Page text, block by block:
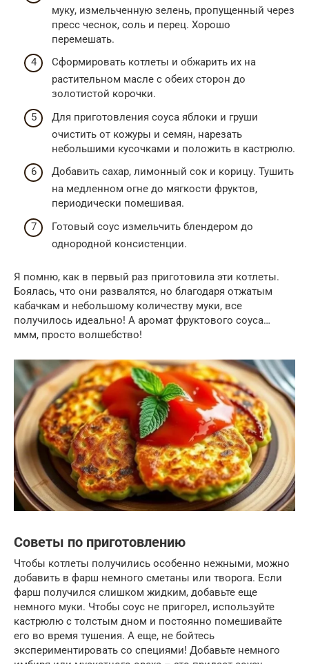
муку, измельченную зелень, пропущенный через
пресс чеснок, соль и перец. Хорошо
перемешать.
Сформировать котлеты и обжарить их на
растительном масле с обеих сторон до
золотистой корочки.
Для приготовления соуса яблоки и груши
очистить от кожуры и семян, нарезать
небольшими кусочками и положить в кастрюлю.
Добавить сахар, лимонный сок и корицу. Тушить
на медленном огне до мягкости фруктов,
периодически помешивая.
Готовый соус измельчить блендером до
однородной консистенции.
Я помню, как в первый раз приготовила эти котлеты.
Боялась, что они развалятся, но благодаря отжатым
кабачкам и небольшому количеству муки, все
получилось идеально! А аромат фруктового соуса…
ммм, просто волшебство!
Советы по приготовлению
Чтобы котлеты получились особенно нежными, можно
добавить в фарш немного сметаны или творога. Если
фарш получился слишком жидким, добавьте еще
немного муки. Чтобы соус не пригорел, используйте
кастрюлю с толстым дном и постоянно помешивайте
его во время тушения. А еще, не бойтесь
экспериментировать со специями! Добавьте немного